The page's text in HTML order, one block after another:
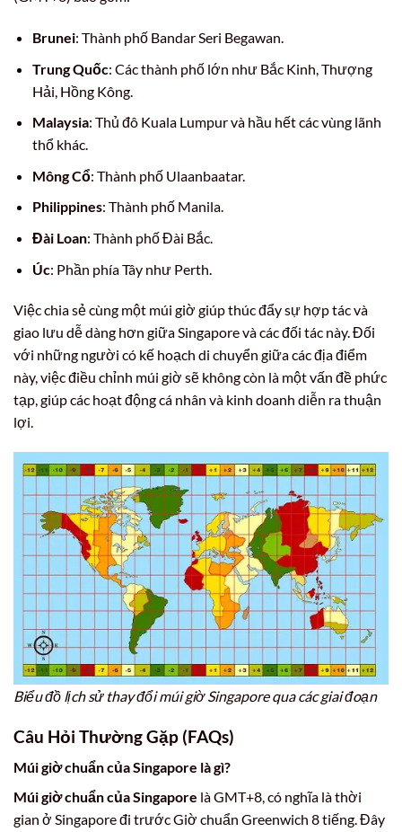
Brunei: Thành phố Bandar Seri Begawan.
Trung Quốc: Các thành phố lớn như Bắc Kinh, Thượng
Hải, Hồng Kông.
Malaysia: Thủ đô Kuala Lumpur và hầu hết các vùng lãnh
thổ khác.
Mông Cổ: Thành phố Ulaanbaatar.
Philippines: Thành phố Manila.
Đài Loan: Thành phố Đài Bắc.
Úc: Phần phía Tây như Perth.
Việc chia sẻ cùng một múi giờ giúp thúc đẩy sự hợp tác và
giao lưu dễ dàng hơn giữa Singapore và các đối tác này. Đối
với những người có kế hoạch di chuyển giữa các địa điểm
này, việc điều chỉnh múi giờ sẽ không còn là một vấn đề phức
tạp, giúp các hoạt động cá nhân và kinh doanh diễn ra thuận
lợi.
Biểu đồ lịch sử thay đổi múi giờ Singapore qua các giai đoạn
Câu Hỏi Thường Gặp (FAQs)
Múi giờ chuẩn của Singapore là gì?
Múi giờ chuẩn của Singapore là GMT+8, có nghĩa là thời
gian ở Singapore đi trước Giờ chuẩn Greenwich 8 tiếng. Đây